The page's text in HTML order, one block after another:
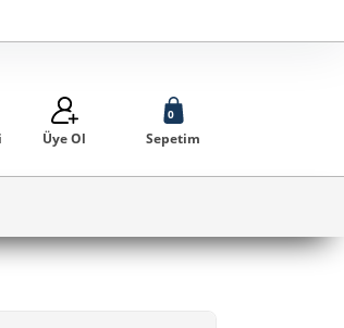
Üye Ol
0
Sepetim